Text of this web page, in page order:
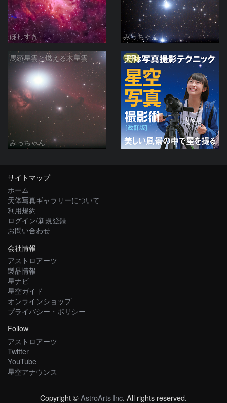
ほしすき みっちゃん
馬頭星雲と燃える木星雲
みっちゃん
PR
サイトマップ
ホーム
天体写真ギャラリーについて
利用規約
ログイン/新規登録
お問い合わせ
会社情報
アストロアーツ
製品情報
星ナビ
星空ガイド
オンラインショップ
プライバシー・ポリシー
Follow
アストロアーツ
Twitter
YouTube
星空アナウンス
Copyright ©AstroArts Inc. All rights reserved.